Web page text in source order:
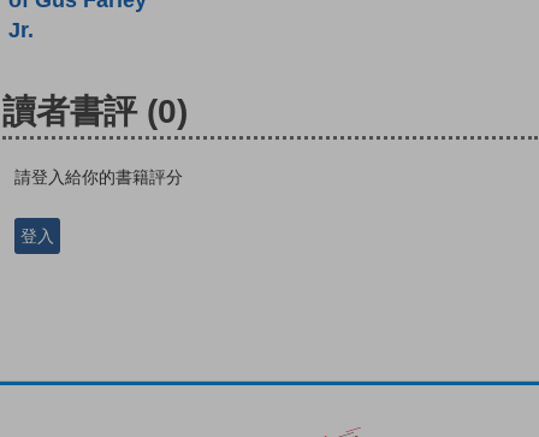
Jr.
讀者書評 (0)
請登入給你的書籍評分
登入